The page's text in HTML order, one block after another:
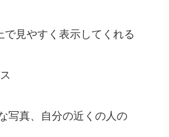
で見やすく表示してくれる
写真、自分の近くの人の